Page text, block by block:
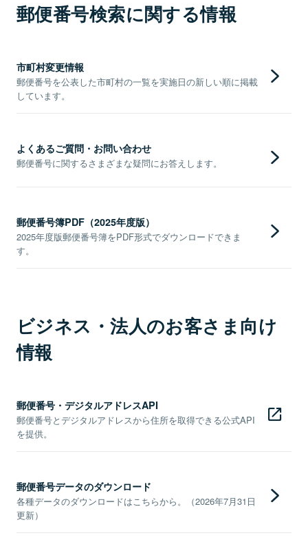
郵便番号検索に関する情報
市町村変更情報
郵便番号を公表した市町村の一覧を実施日の新しい順に掲載
しています。
よくあるご質問・お問い合わせ
郵便番号に関するさまざまな疑問にお答えします。
郵便番号簿PDF（2025年度版）
2025年度版郵便番号簿をPDF形式でダウンロードできま
す。
ビジネス・法人のお客さま向け
情報
郵便番号・デジタルアドレスAPI
郵便番号とデジタルアドレスから住所を取得できる公式API
を提供。
郵便番号データのダウンロード
各種データのダウンロードはこちらから。（2026年7月31日
更新）